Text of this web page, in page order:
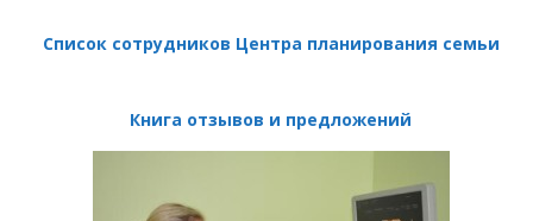
Список сотрудников Центра планирования семьи
Книга отзывов и предложений